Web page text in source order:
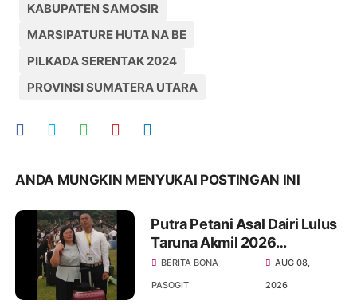
KABUPATEN SAMOSIR
MARSIPATURE HUTA NA BE
PILKADA SERENTAK 2024
PROVINSI SUMATERA UTARA
ANDA MUNGKIN MENYUKAI POSTINGAN INI
Putra Petani Asal Dairi Lulus
Taruna Akmil 2026
Wujudkan Cita-cita Sejak
Kecil
BERITA BONA
PASOGIT
AUG 08,
2026